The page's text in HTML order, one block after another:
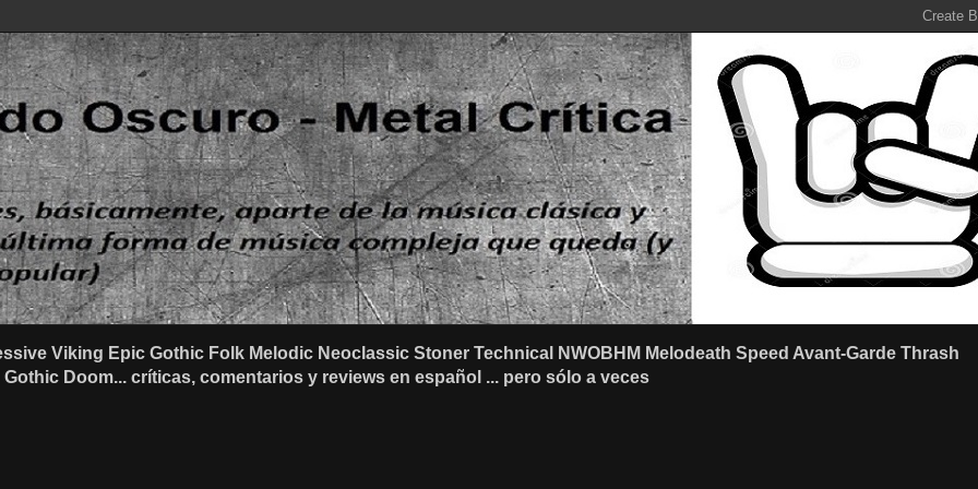
Viking Epic Gothic Folk Melodic Neoclassic Stoner Technical NWOBHM Melodeath Speed Avant-Garde Thrash
Doom... críticas, comentarios y reviews en español ... pero sólo a veces